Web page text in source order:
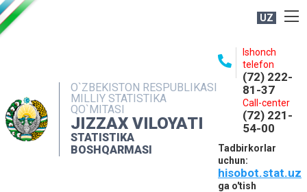
UZ
O`ZBEKISTON RESPUBLIKASI
MILLIY STATISTIKA
QO`MITASI
JIZZAX VILOYATI
STATISTIKA
BOSHQARMASI
Ishonch
telefon
(72) 222-
81-37
Call-center
(72) 221-
54-00
Tadbirkorlar
uchun:
hisobot.stat.uz
ga o'tish
NASHRLAR
INTERAKTIV XIZMATLAR
MATBUOT XIZMATI